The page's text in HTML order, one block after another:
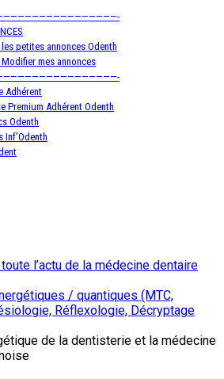
petites annonces Odenth
mes annonces
Adhérent
Premium Adhérent Odenth
Odenth
Inf’Odenth
toute l’actu de la médecine dentaire
/ quantiques (MTC,
Réflexologie, Décryptage
de la dentisterie et la médecine